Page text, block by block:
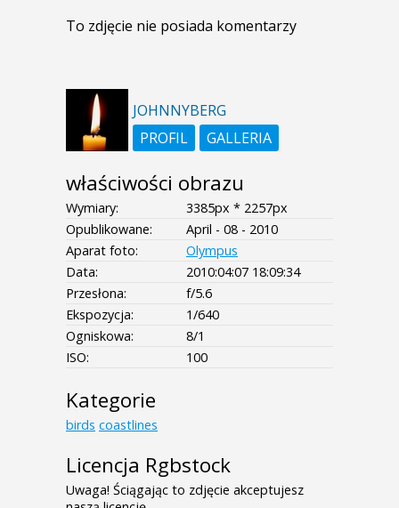
To zdjęcie nie posiada komentarzy
JOHNNYBERG
PROFIL
GALLERIA
właściwości obrazu
Wymiary:
3385px * 2257px
Opublikowane:
April - 08 - 2010
Aparat foto:
Olympus
Data:
2010:04:07 18:09:34
Przesłona:
f/5.6
Ekspozycja:
1/640
Ogniskowa:
8/1
ISO:
100
Kategorie
birds coastlines
Licencja Rgbstock
Uwaga! Ściągając to zdjęcie akceptujesz